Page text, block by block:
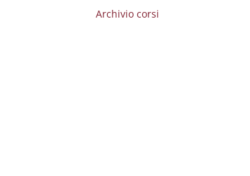
Archivio corsi